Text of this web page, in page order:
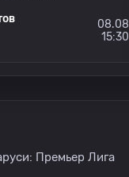
08.08
15:30
Премьер Лига